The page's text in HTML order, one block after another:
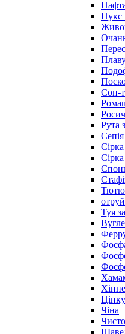
Нукс
Сон-
Рута
Сепія
Сірка
Туя
Чіна